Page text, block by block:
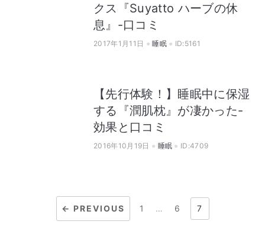
クス『Suyatto ハーブの休
息』-口コミ
2017年1月11日 睡眠 ID:5161
【先行体験！】睡眠中に保湿
する『潤肌枕』が凄かった-
効果と口コミ
2016年10月19日 睡眠 ID:4709
← PREVIOUS 1 … 6 7